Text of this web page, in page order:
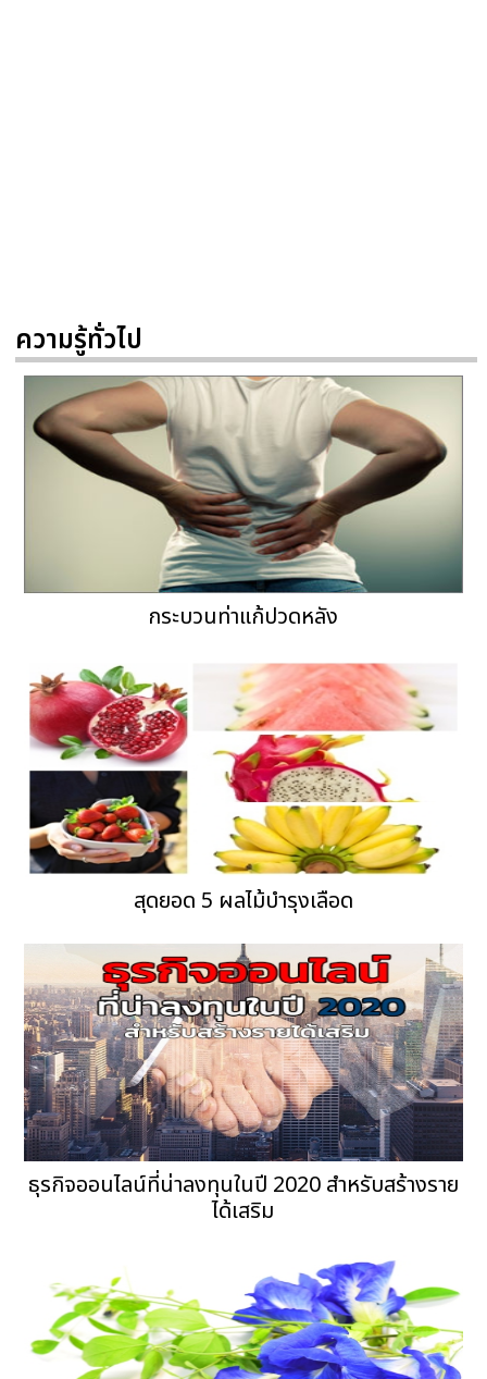
ความรู้ทั่วไป
กระบวนท่าแก้ปวดหลัง
สุดยอด 5 ผลไม้บำรุงเลือด
ธุรกิจออนไลน์ที่น่าลงทุนในปี 2020 สำหรับสร้างราย
ได้เสริม